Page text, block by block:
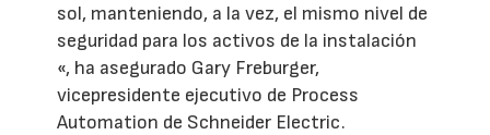
sol, manteniendo, a la vez, el mismo nivel de
seguridad para los activos de la instalación
«, ha asegurado Gary Freburger,
vicepresidente ejecutivo de Process
Automation de Schneider Electric.